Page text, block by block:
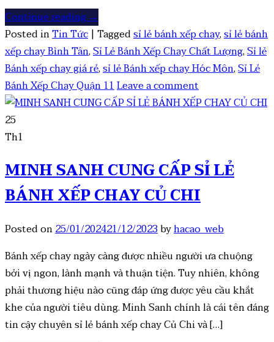
Continue reading→
Posted inTin Tức | Taggedsỉ lẻ bánh xếp chay,sỉ lẻ bánh
xếp chay Bình Tân,Sỉ Lẻ Bánh Xếp Chay Chất Lượng,Sỉ lẻ
Bánh xếp chay giá rẻ,sỉ lẻ Bánh xếp chay Hóc Môn,Sỉ Lẻ
Bánh Xếp Chay Quận 11Leave a comment
25
Th1
MINH SANH CUNG CẤP SỈ LẺ
BÁNH XẾP CHAY CỦ CHI
Posted on25/01/202421/12/2023byhacao_web
Bánh xếp chay ngày càng được nhiều người ưa chuộng
bởi vị ngon, lành mạnh và thuận tiện. Tuy nhiên, không
phải thương hiệu nào cũng đáp ứng được yêu cầu khắt
khe của người tiêu dùng. Minh Sanh chính là cái tên đáng
tin cậy chuyên sỉ lẻ bánh xếp chay Củ Chi và […]